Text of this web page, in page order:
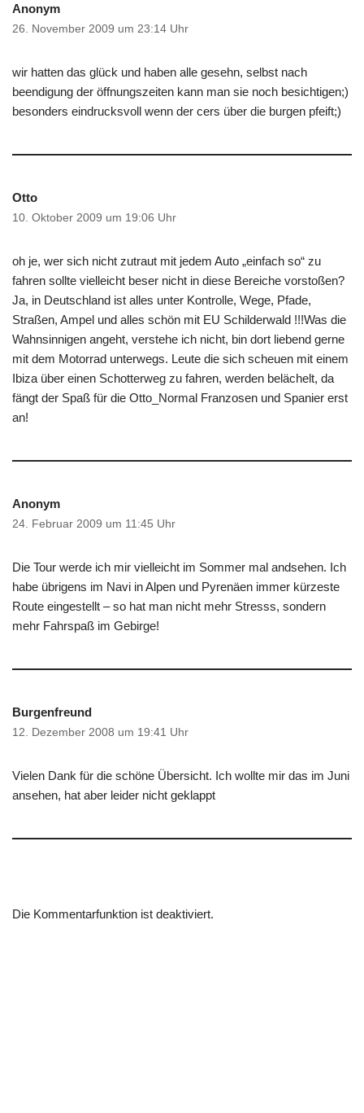
Anonym
26. November 2009 um 23:14 Uhr
wir hatten das glück und haben alle gesehn, selbst nach
beendigung der öffnungszeiten kann man sie noch besichtigen;)
besonders eindrucksvoll wenn der cers über die burgen pfeift;)
Otto
10. Oktober 2009 um 19:06 Uhr
oh je, wer sich nicht zutraut mit jedem Auto „einfach so“ zu
fahren sollte vielleicht beser nicht in diese Bereiche vorstoßen?
Ja, in Deutschland ist alles unter Kontrolle, Wege, Pfade,
Straßen, Ampel und alles schön mit EU Schilderwald !!!Was die
Wahnsinnigen angeht, verstehe ich nicht, bin dort liebend gerne
mit dem Motorrad unterwegs. Leute die sich scheuen mit einem
Ibiza über einen Schotterweg zu fahren, werden belächelt, da
fängt der Spaß für die Otto_Normal Franzosen und Spanier erst
an!
Anonym
24. Februar 2009 um 11:45 Uhr
Die Tour werde ich mir vielleicht im Sommer mal andsehen. Ich
habe übrigens im Navi in Alpen und Pyrenäen immer kürzeste
Route eingestellt – so hat man nicht mehr Stresss, sondern
mehr Fahrspaß im Gebirge!
Burgenfreund
12. Dezember 2008 um 19:41 Uhr
Vielen Dank für die schöne Übersicht. Ich wollte mir das im Juni
ansehen, hat aber leider nicht geklappt
Die Kommentarfunktion ist deaktiviert.